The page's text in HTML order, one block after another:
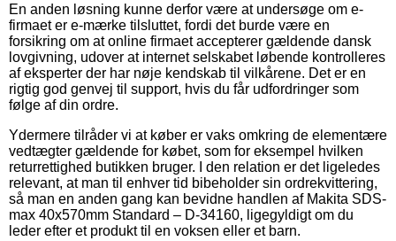
En anden løsning kunne derfor være at undersøge om e-
firmaet er e-mærke tilsluttet, fordi det burde være en
forsikring om at online firmaet accepterer gældende dansk
lovgivning, udover at internet selskabet løbende kontrolleres
af eksperter der har nøje kendskab til vilkårene. Det er en
rigtig god genvej til support, hvis du får udfordringer som
følge af din ordre.
Ydermere tilråder vi at køber er vaks omkring de elementære
vedtægter gældende for købet, som for eksempel hvilken
returrettighed butikken bruger. I den relation er det ligeledes
relevant, at man til enhver tid bibeholder sin ordrekvittering,
så man en anden gang kan bevidne handlen af Makita SDS-
max 40x570mm Standard – D-34160, ligegyldigt om du
leder efter et produkt til en voksen eller et barn.